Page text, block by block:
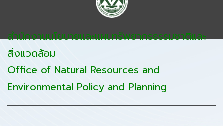
สำนักงานนโยบายและแผนทรัพยากรธรรมชาติและ
สิ่งแวดล้อม
Office of Natural Resources and
Environmental Policy and Planning